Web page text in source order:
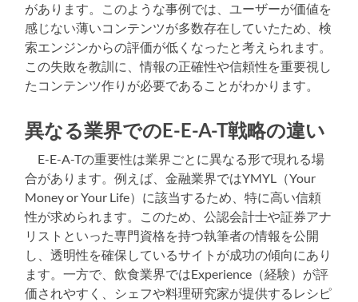
があります。このような事例では、ユーザーが価値を
感じない薄いコンテンツが多数存在していたため、検
索エンジンからの評価が低くなったと考えられます。
この失敗を教訓に、情報の正確性や信頼性を重要視し
たコンテンツ作りが必要であることがわかります。
異なる業界でのE-E-A-T戦略の違い
E-E-A-Tの重要性は業界ごとに異なる形で現れる場
合があります。例えば、金融業界ではYMYL（Your
Money or Your Life）に該当するため、特に高い信頼
性が求められます。このため、公認会計士や証券アナ
リストといった専門資格を持つ執筆者の情報を公開
し、透明性を確保しているサイトが成功の傾向にあり
ます。一方で、飲食業界ではExperience（経験）が評
価されやすく、シェフや料理研究家が提供するレシピ